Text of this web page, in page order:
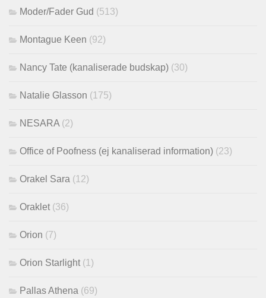
Moder/Fader Gud (513)
Montague Keen (92)
Nancy Tate (kanaliserade budskap) (30)
Natalie Glasson (175)
NESARA (2)
Office of Poofness (ej kanaliserad information) (23)
Orakel Sara (12)
Oraklet (36)
Orion (7)
Orion Starlight (1)
Pallas Athena (69)